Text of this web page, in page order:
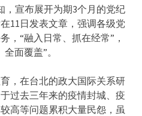
，宣布展开为期3个月的党纪
11日发表文章，强调各级党
，“融入日常、抓在经常”，
面覆盖”。
，在台北的政大国际关系研
过去三年来的疫情封城、疫
高等问题累积大量民怨，虽